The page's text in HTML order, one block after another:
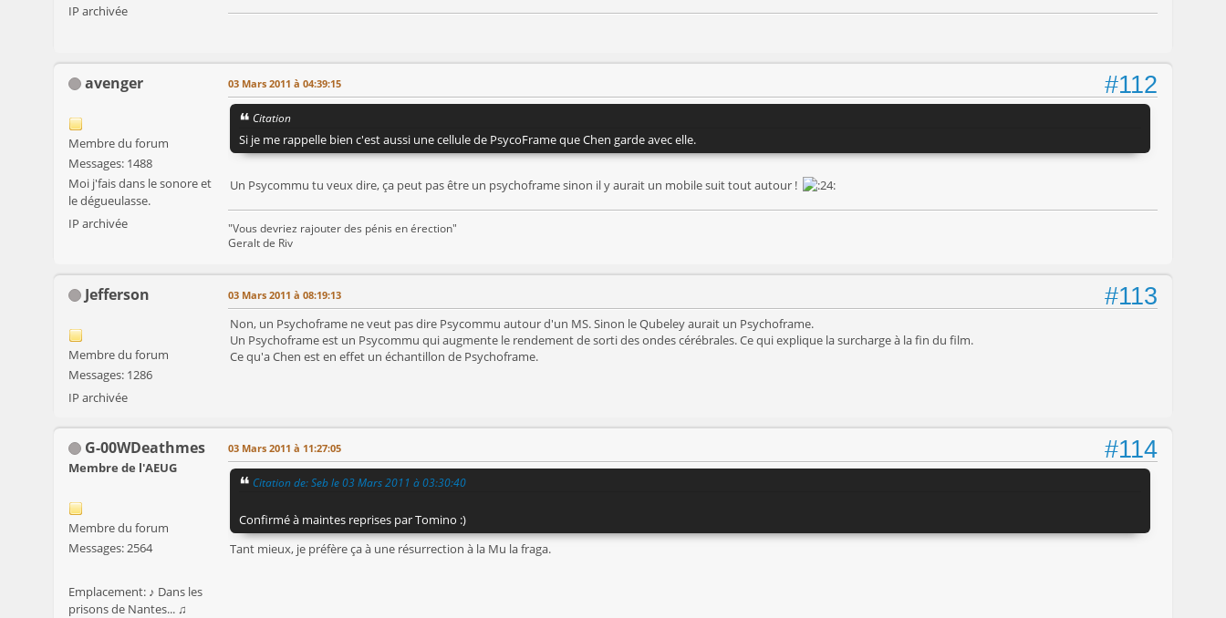
IP archivée
avenger
Membre du forum
Messages: 1488
Moi j'fais dans le sonore et
le dégueulasse.
IP archivée
#112
03 Mars 2011 à 04:39:15
Citation
Si je me rappelle bien c'est aussi une cellule de PsycoFrame que Chen garde avec elle.
Un Psycommu tu veux dire, ça peut pas être un psychoframe sinon il y aurait un mobile suit tout autour !
"Vous devriez rajouter des pénis en érection"
Geralt de Riv
Jefferson
Membre du forum
Messages: 1286
IP archivée
#113
03 Mars 2011 à 08:19:13
Non, un Psychoframe ne veut pas dire Psycommu autour d'un MS. Sinon le Qubeley aurait un Psychoframe.
Un Psychoframe est un Psycommu qui augmente le rendement de sorti des ondes cérébrales. Ce qui explique la surcharge à la fin du film.
Ce qu'a Chen est en effet un échantillon de Psychoframe.
G-00WDeathmes
Membre de l'AEUG
Membre du forum
Messages: 2564
Emplacement: ♪ Dans les
prisons de Nantes... ♫
#114
03 Mars 2011 à 11:27:05
Citation de: Seb le 03 Mars 2011 à 03:30:40
Confirmé à maintes reprises par Tomino :)
Tant mieux, je préfère ça à une résurrection à la Mu la fraga.